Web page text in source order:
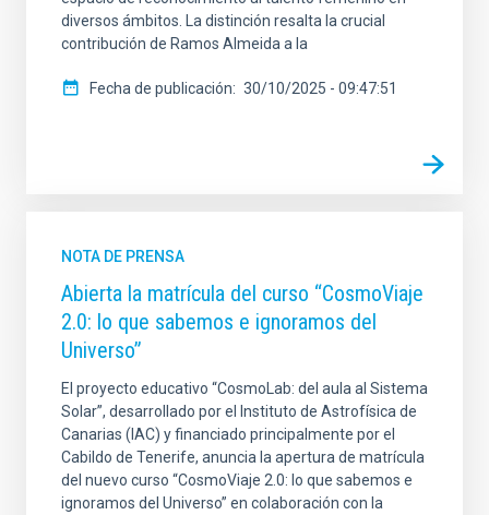
diversos ámbitos. La distinción resalta la crucial
contribución de Ramos Almeida a la
Fecha de publicación 30/10/2025 - 09:47:51
NOTA DE PRENSA
Abierta la matrícula del curso “CosmoViaje
2.0: lo que sabemos e ignoramos del
Universo”
El proyecto educativo “CosmoLab: del aula al Sistema
Solar”, desarrollado por el Instituto de Astrofísica de
Canarias (IAC) y financiado principalmente por el
Cabildo de Tenerife, anuncia la apertura de matrícula
del nuevo curso “CosmoViaje 2.0: lo que sabemos e
ignoramos del Universo” en colaboración con la